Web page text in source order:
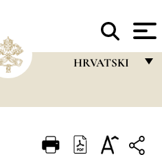
HRVATSKI
ITALIANO